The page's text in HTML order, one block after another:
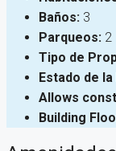
Baños: 3
Parqueos: 2
Tipo de
Estado de
Allows
Building